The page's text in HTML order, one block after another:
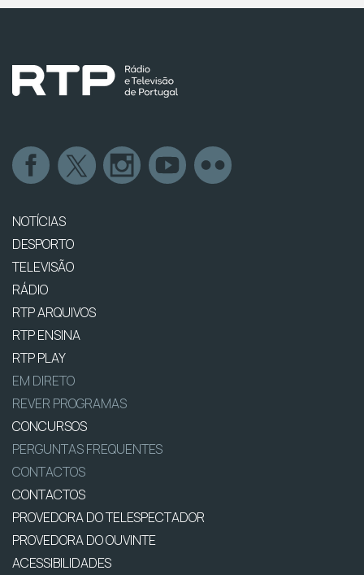
NOTÍCIAS
DESPORTO
TELEVISÃO
RÁDIO
RTP ARQUIVOS
RTP ENSINA
RTP PLAY
EM DIRETO
REVER PROGRAMAS
CONCURSOS
PERGUNTAS FREQUENTES
CONTACTOS
CONTACTOS
PROVEDORA DO TELESPECTADOR
PROVEDORA DO OUVINTE
ACESSIBILIDADES